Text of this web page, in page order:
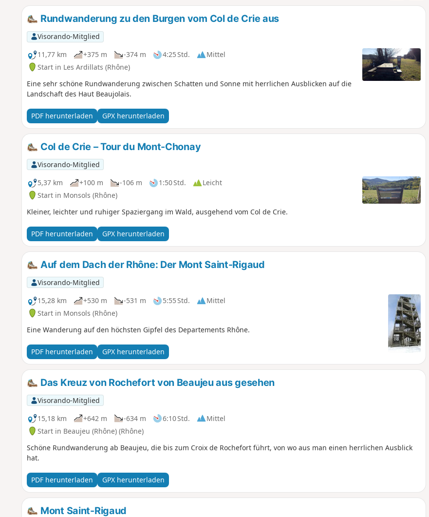
Rundwanderung zu den Burgen vom Col de Crie aus
Visorando-Mitglied
11,77 km
+375 m -374 m 4:25 Std.
Mittel
Start in Les Ardillats (Rhône)
Eine sehr schöne Rundwanderung zwischen Schatten und Sonne mit herrlichen Ausblicken auf die
Landschaft des Haut Beaujolais.
PDF herunterladen GPX herunterladen
Col de Crie – Tour du Mont-Chonay
Visorando-Mitglied
5,37 km
+100 m -106 m 1:50 Std.
Leicht
Start in Monsols (Rhône)
Kleiner, leichter und ruhiger Spaziergang im Wald, ausgehend vom Col de Crie.
PDF herunterladen GPX herunterladen
Auf dem Dach der Rhône: Der Mont Saint-Rigaud
Visorando-Mitglied
15,28 km
+530 m -531 m 5:55 Std.
Mittel
Start in Monsols (Rhône)
Eine Wanderung auf den höchsten Gipfel des Departements Rhône.
PDF herunterladen GPX herunterladen
Das Kreuz von Rochefort von Beaujeu aus gesehen
Visorando-Mitglied
15,18 km
+642 m -634 m 6:10 Std.
Mittel
Start in Beaujeu (Rhône) (Rhône)
Schöne Rundwanderung ab Beaujeu, die bis zum Croix de Rochefort führt, von wo aus man einen herrlichen Ausblick
hat.
PDF herunterladen GPX herunterladen
Mont Saint-Rigaud